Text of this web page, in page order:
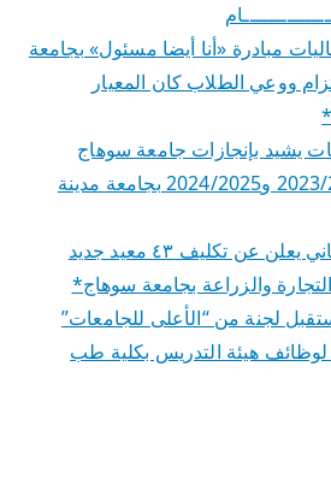
مبادرة «أنا أيضا مسئول» بجامعة
ووعي الطلاب كان المعيار
يشيد بإنجازات جامعة سوهاج
للعامين الجامعيين 2023/2024 و2024/2025 بجامعة مدينة
*استكمالاً للفرحه..النعماني يعلن عن تكليف ٤٣ معيد جديد
والزراعة بجامعة سوهاج*
لجنة من “الأعلى للجامعات”
هيئة التدريس بكلية طب